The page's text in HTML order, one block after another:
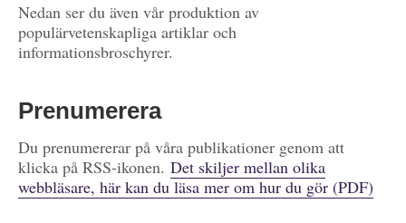
Nedan ser du även vår produktion av
populärvetenskapliga artiklar och
informationsbroschyrer.
Prenumerera
Du prenumererar på våra publikationer genom att
klicka på RSS-ikonen. Det skiljer mellan olika
webbläsare, här kan du läsa mer om hur du gör (PDF)